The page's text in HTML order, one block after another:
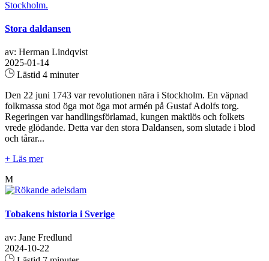
Stora daldansen
av: Herman Lindqvist
2025-01-14
Lästid 4 minuter
Den 22 juni 1743 var revolutionen nära i Stockholm. En väpnad
folkmassa stod öga mot öga mot armén på Gustaf Adolfs torg.
Regeringen var handlingsförlamad, kungen maktlös och folkets
vrede glödande. Detta var den stora Daldansen, som slutade i blod
och tårar...
+ Läs mer
M
Tobakens historia i Sverige
av: Jane Fredlund
2024-10-22